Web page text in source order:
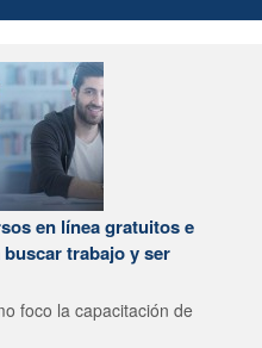
en línea gratuitos e
trabajo y ser
foco la capacitación de